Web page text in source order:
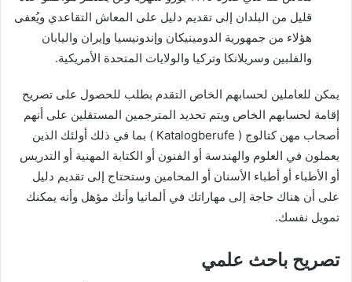
قليل من البلدان إلى تقديم دليل على المعاش التقاعدي ويُعفى
هؤلاء من جمهورية الدومينيكان وإندونيسيا وإيران واليابان
والفلبين وسريلانكا وتركيا والولايات المتحدة الأمريكية.
يمكن للعاملين لحسابهم الخاص التقدم بطلب للحصول على تصريح
إقامة لحسابهم الخاص ويتم تحديد المترجمين المستقلين على أنهم
أصحاب مهن كتالوج ( Katalogberufe ) بما في ذلك أولئك الذين
يعملون في العلوم والهندسة أو الفنون أو الكتابة المهنية أو التدريس
أو الأطباء أو أطباء الأسنان أو المحامين وستحتاج إلى تقديم دليل
على أن هناك حاجة إلى مهاراتك في ألمانيا وأنك مؤهل وأنه يمكنك
تمويل نفسك.
تصريح باحث علمي